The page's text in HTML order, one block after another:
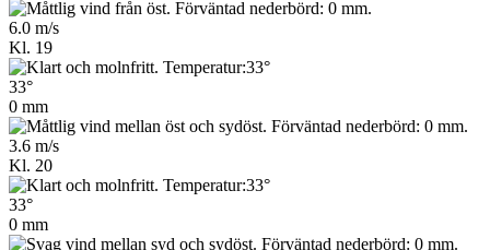
6.0 m/s
Kl. 19
33°
0 mm
3.6 m/s
Kl. 20
33°
0 mm